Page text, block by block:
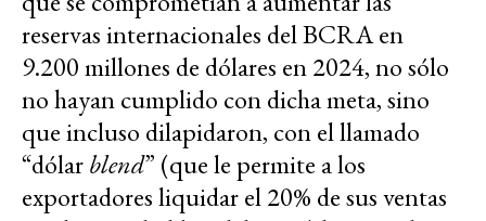
reservas internacionales del BCRA en
9.200 millones de dólares en 2024, no sólo
no hayan cumplido con dicha meta, sino
que incluso dilapidaron, con el llamado
“dólarblend” (que le permite a los
exportadores liquidar el 20% de sus ventas